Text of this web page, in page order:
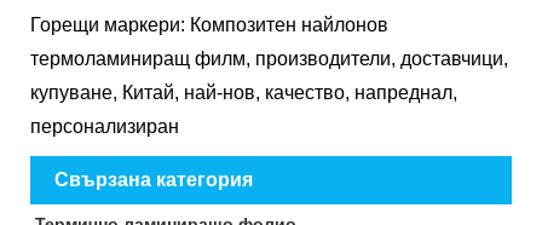
Горещи маркери: Композитен найлонов
термоламиниращ филм, производители, доставчици,
купуване, Китай, най-нов, качество, напреднал,
персонализиран
Свързана категория